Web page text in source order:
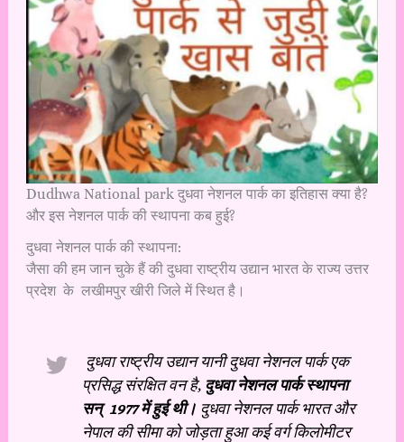
Dudhwa National park दुधवा नेशनल पार्क का इतिहास क्या है?
और इस नेशनल पार्क की स्थापना कब हुई?
दुधवा नेशनल पार्क की स्थापना:
जैसा की हम जान चुके हैं की दुधवा राष्ट्रीय उद्यान भारत के राज्य उत्तर
प्रदेश के लखीमपुर खीरी जिले में स्थित है।
दुधवा राष्ट्रीय उद्यान यानी दुधवा नेशनल पार्क एक
प्रसिद्ध संरक्षित वन है, दुधवा नेशनल पार्क स्थापना
सन् 1977 में हुई थी। दुधवा नेशनल पार्क भारत और
नेपाल की सीमा को जोड़ता हुआ कई वर्ग किलोमीटर